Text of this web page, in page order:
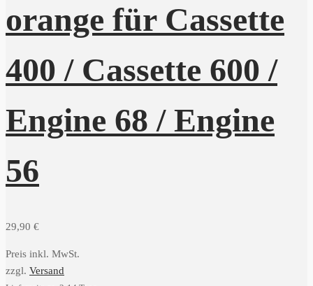
orange für Cassette
400 / Cassette 600 /
Engine 68 / Engine
56
29,90 €
Preis inkl. MwSt.
zzgl. Versand